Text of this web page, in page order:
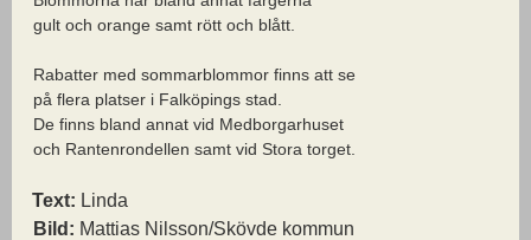
gult och orange samt rött och blått.
Rabatter med sommarblommor finns att se
på flera platser i Falköpings stad.
De finns bland annat vid Medborgarhuset
och Rantenrondellen samt vid Stora torget.
Text: Linda
Bild: Mattias Nilsson/Skövde kommun